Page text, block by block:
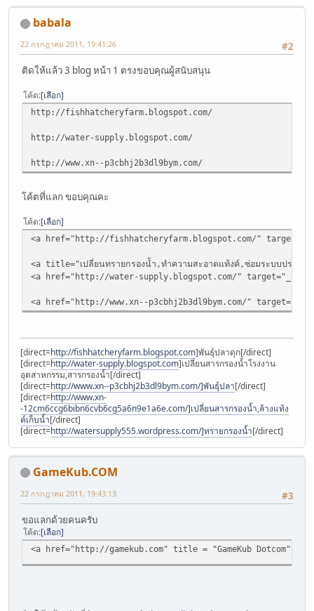
babala
#2
22 กรกฎาคม 2011, 19:41:26
ติดให้แล้ว 3 blog หน้า 1 ตรงขอบคุณผู้สนับสนุน
โค้ด เลือก
http://fishhatcheryfarm.blogspot.com/
http://water-supply.blogspot.com/
http://www.xn--p3cbhj2b3dl9bym.com/
โค้ตที่แลก ขอบคุณคะ
โค้ด เลือก
<a href="http://fishhatcheryfarm.blogspot.com/"
<a title="เปลี่ยนทรายกรองน้ำ,ทำความสะอาดแท้งค์,ซ่อมระบบปร
<a href="http://water-supply.blogspot.com/" target="_blank"
<a href="http://www.xn--p3cbhj2b3dl9bym.com/"
[direct=http://fishhatcheryfarm.blogspot.com]พันธุ์ปลาดุก[/direct]
[direct=http://water-supply.blogspot.com]เปลี่ยนสารกรองน้ำโรงงาน
อุตสาหกรรม,สารกรองน้ำ[/direct]
[direct=http://www.xn--p3cbhj2b3dl9bym.com/]พันธุ์ปลา[/direct]
[direct=http://www.xn-
-12cm6ccg6bibn6cvb6cg5a6n9e1a6e.com/]เปลี่ยนสารกรองน้ำ,ล้างแท้ง
ค์เก็บน้ำ[/direct]
[direct=http://watersupply555.wordpress.com/]ทรายกรองน้ำ[/direct]
GameKub.COM
#3
22 กรกฎาคม 2011, 19:43:13
ขอแลกด้วยคนครับ
โค้ด เลือก
<a href="http://gamekub.com" title = "GameKub Dotcom"